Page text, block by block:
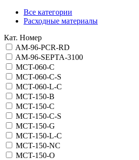
Все категории
Расходные материалы
Кат. Номер
AM-96-PCR-RD
AM-96-SEPTA-3100
MCT-060-C
MCT-060-C-S
MCT-060-L-C
MCT-150-B
MCT-150-C
MCT-150-C-S
MCT-150-G
MCT-150-L-C
MCT-150-NC
MCT-150-O